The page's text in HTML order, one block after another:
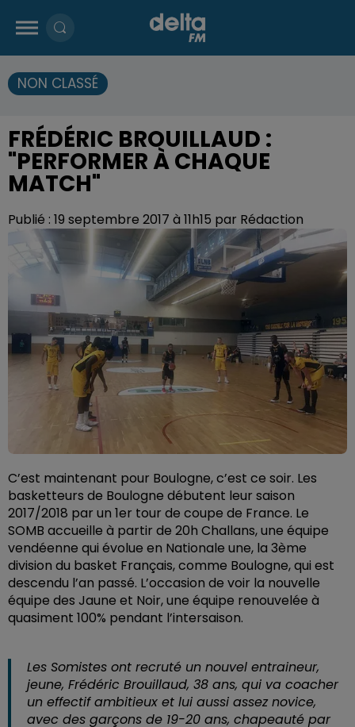
NON CLASSÉ
FRÉDÉRIC BROUILLAUD :
"PERFORMER À CHAQUE
MATCH"
Publié : 19 septembre 2017 à 11h15 par Rédaction
C’est maintenant pour Boulogne, c’est ce soir. Les
basketteurs de Boulogne débutent leur saison
2017/2018 par un 1er tour de coupe de France. Le
SOMB accueille à partir de 20h Challans, une équipe
vendéenne qui évolue en Nationale une, la 3ème
division du basket Français, comme Boulogne, qui est
descendu l’an passé. L’occasion de voir la nouvelle
équipe des Jaune et Noir, une équipe renouvelée à
quasiment 100% pendant l’intersaison.
Les Somistes ont recruté un nouvel entraineur,
jeune, Frédéric Brouillaud, 38 ans, qui va coacher
un effectif ambitieux et lui aussi assez novice,
avec des garçons de 19-20 ans, chapeauté par